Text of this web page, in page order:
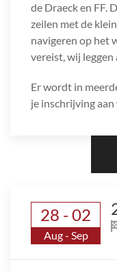
de Draeck en FF.
zeilen met de
navigeren op het
vereist, wij leggen
Er wordt in
je inschrijving aan
28 - 02
Aug - Sep